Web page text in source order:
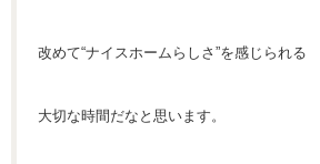
改めて“ナイスホームらしさ”を感じられる
大切な時間だなと思います。